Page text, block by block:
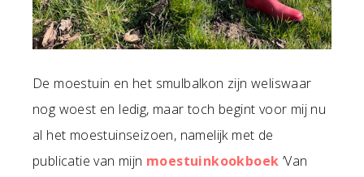
De moestuin en het smulbalkon zijn weliswaar
nog woest en ledig, maar toch begint voor mij nu
al het moestuinseizoen, namelijk met de
publicatie van mijn moestuinkookboek ‘Van